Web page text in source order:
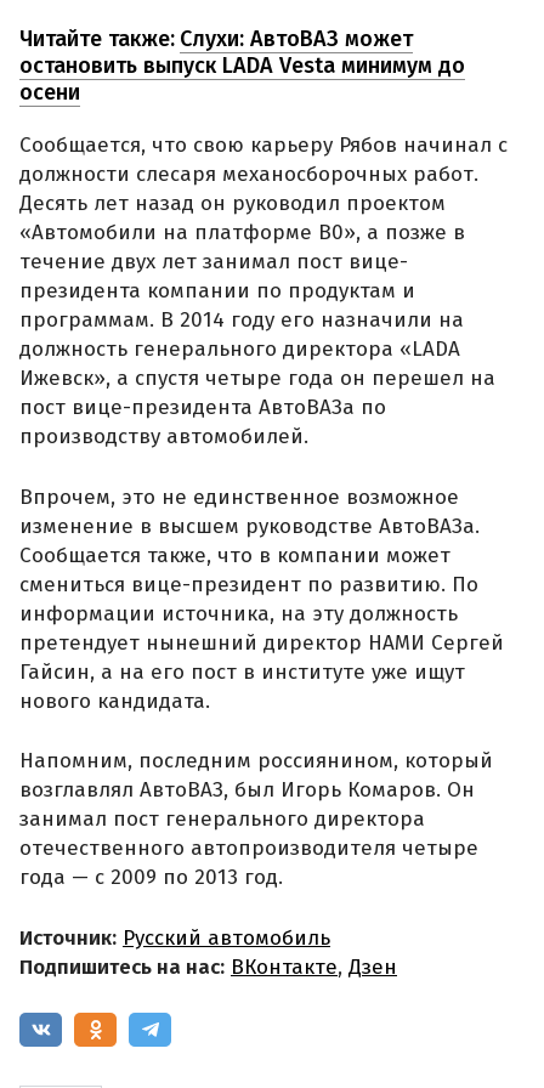
Читайте также: Слухи: АвтоВАЗ может
остановить выпуск LADA Vesta минимум до
осени
Сообщается, что свою карьеру Рябов начинал с
должности слесаря механосборочных работ.
Десять лет назад он руководил проектом
«Автомобили на платформе B0», а позже в
течение двух лет занимал пост вице-
президента компании по продуктам и
программам. В 2014 году его назначили на
должность генерального директора «LADA
Ижевск», а спустя четыре года он перешел на
пост вице-президента АвтоВАЗа по
производству автомобилей.
Впрочем, это не единственное возможное
изменение в высшем руководстве АвтоВАЗа.
Сообщается также, что в компании может
смениться вице-президент по развитию. По
информации источника, на эту должность
претендует нынешний директор НАМИ Сергей
Гайсин, а на его пост в институте уже ищут
нового кандидата.
Напомним, последним россиянином, который
возглавлял АвтоВАЗ, был Игорь Комаров. Он
занимал пост генерального директора
отечественного автопроизводителя четыре
года — с 2009 по 2013 год.
Источник: Русский автомобиль
Подпишитесь на нас: ВКонтакте, Дзен